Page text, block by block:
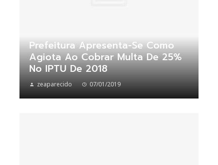
Prefeitura Apresenta-Se Como
Agiota Ao Cobrar Multa De 25%
No IPTU De 2018
zeaparecido 07/01/2019